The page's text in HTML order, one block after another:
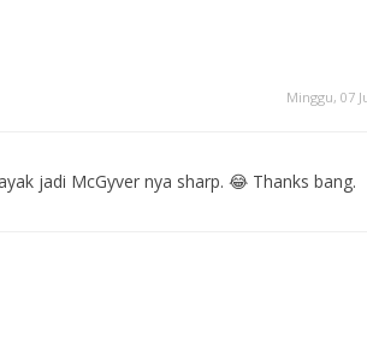
Minggu, 07
jadi McGyver nya sharp. 😂 Thanks bang.